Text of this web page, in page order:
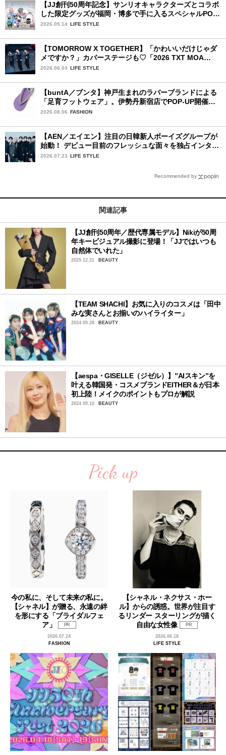
【JJ創刊50周年記念】サンリオキャラクターズとコラボ
した限定グッズが福岡・博多で手に入るスペシャルPOP-
UPストア！
2026.05.14 LIFE STYLE
【TOMORROW X TOGETHER】「かわいいだけじゃダ
メですか？」カバーステージも♡「2026 TXT MOA
CON IN JAPAN」千葉公演2日目を詳細レポ【後編】
2026.06.03 LIFE STYLE
【buntA／ブンタ】神戸生まれのラバーブランドによる
「足育フットウェア」。伊勢丹新宿店でPOP-UP開催
中！
2026.08.06 FASHION
【AEN／エイエン】注目の日韓新人ボーイズグループが
始動！ デビュー目前のフレッシュな面々を独占インタビ
ュー。7人の魅力に迫ります♪
2026.07.23 LIFE STYLE
Recommended by
関連記事
【JJ創刊50周年／歴代専属モデル】Nikiが50周
年キービジュアル撮影に登場！「JJではいつも
自然体でいれた」
2025.12.21 BEAUTY
【TEAM SHACHI】お気に入りのコスメは「田中
みな実さんとお揃いのハイライター」
2024.09.28 BEAUTY
【aespa・GISELLE（ジゼル）】”AIスキン”を
叶える韓国発・コスメブランドEITHER＆が日本
初上陸！メイクのポイントもプロが解説
2024.09.10 BEAUTY
Pick up
今の私に、そして未来の私に。
【シャネル】が贈る、永遠の絆
を形にする「ブライダルフェ
ア」
PR
2026.07.24
FASHION
【シャネル・ネクサス・ホー
ル】からの誘惑。世界が注目す
るリンダー スターリングが描く
自由な女性像
PR
2026.06.18
LIFE STYLE